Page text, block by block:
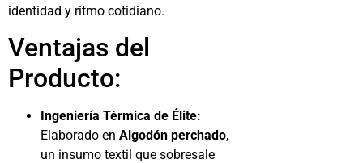
identidad y ritmo cotidiano.
Ventajas del
Producto:
Ingeniería Térmica de Élite:
Elaborado en Algodón perchado,
un insumo textil que sobresale